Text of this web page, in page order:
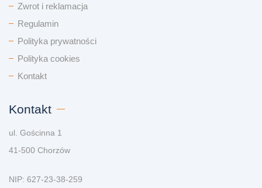
Zwrot i reklamacja
Regulamin
Polityka prywatności
Polityka cookies
Kontakt
Kontakt
ul. Gościnna 1
41-500 Chorzów
NIP: 627-23-38-259